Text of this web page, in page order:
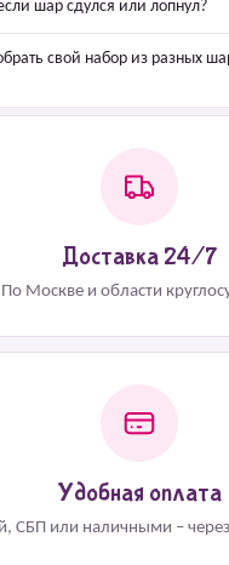
шар сдулся или лопнул?
свой набор из разных
Доставка 24/7
По Москве и области
Удобная оплата
СБП или наличными – через